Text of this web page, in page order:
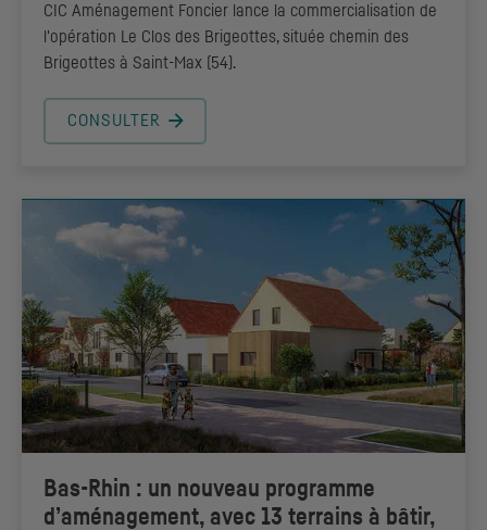
CIC Aménagement Foncier lance la commercialisation de
l'opération Le Clos des Brigeottes, située chemin des
Brigeottes à Saint-Max (54).
CONSULTER
Bas-Rhin : un nouveau programme
d’aménagement, avec 13 terrains à bâtir,